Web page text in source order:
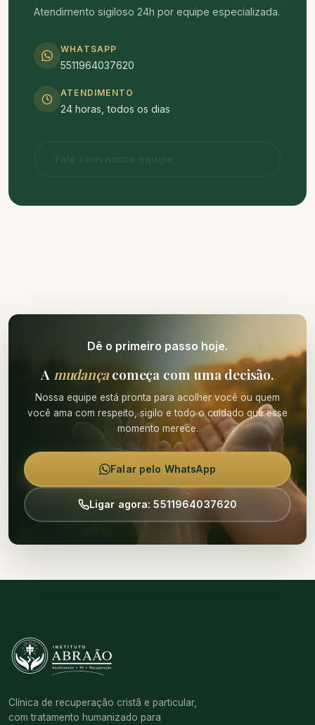
Atendimento sigiloso 24h por equipe especializada.
WHATSAPP
5511964037620
ATENDIMENTO
24 horas, todos os dias
Dê o primeiro passo hoje.
A mudançacomeça com uma decisão.
Nossa equipe está pronta para acolher você ou quem
você ama com respeito, sigilo e todo o cuidado que esse
momento merece.
Falar pelo WhatsApp
Ligar agora: 5511964037620
Clínica de recuperação cristã e particular,
com tratamento humanizado para